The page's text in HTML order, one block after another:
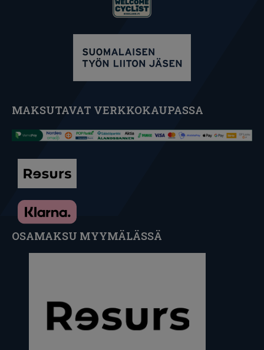
MAKSUTAVAT VERKKOKAUPASSA
OSAMAKSU MYYMÄLÄSSÄ